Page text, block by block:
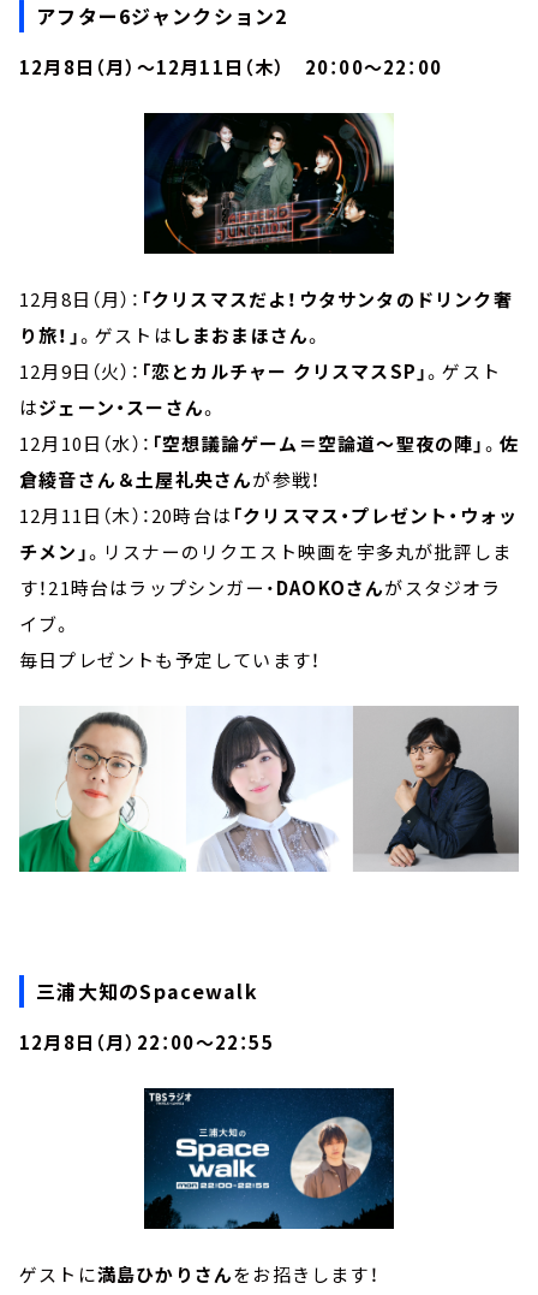
アフター6ジャンクション2
12月8日（月）～12月11日（木） 20：00～22：00
12月8日（月）： 「クリスマスだよ！ウタサンタのドリンク奢
り旅！」。ゲストは しまおまほさん。
12月9日（火）： 「恋とカルチャー クリスマスSP」。ゲスト
はジェーン・スーさん。
12月10日（水）： 「空想議論ゲーム＝空論道～聖夜の陣」。 佐
倉綾音さん＆土屋礼央さんが参戦！
12月11日（木）：20時台は 「クリスマス・プレゼント・ウォッ
チメン」。リスナーのリクエスト映画を宇多丸が批評しま
す！21時台はラップシンガー・DAOKOさんがスタジオラ
イブ。
毎日プレゼントも予定しています！
三浦大知のSpacewalk
12月8日（月）22：00～22：55
ゲストに満島ひかりさんをお招きします！